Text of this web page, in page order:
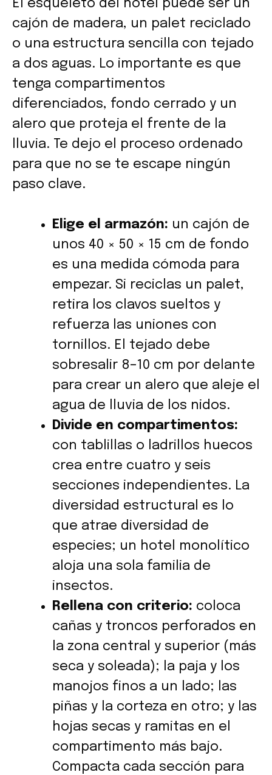
El esqueleto del hotel puede ser un
cajón de madera, un palet reciclado
o una estructura sencilla con tejado
a dos aguas. Lo importante es que
tenga compartimentos
diferenciados, fondo cerrado y un
alero que proteja el frente de la
lluvia. Te dejo el proceso ordenado
para que no se te escape ningún
paso clave.
Elige el armazón: un cajón de
unos 40 × 50 × 15 cm de fondo
es una medida cómoda para
empezar. Si reciclas un palet,
retira los clavos sueltos y
refuerza las uniones con
tornillos. El tejado debe
sobresalir 8–10 cm por delante
para crear un alero que aleje el
agua de lluvia de los nidos.
Divide en compartimentos:
con tablillas o ladrillos huecos
crea entre cuatro y seis
secciones independientes. La
diversidad estructural es lo
que atrae diversidad de
especies; un hotel monolítico
aloja una sola familia de
insectos.
Rellena con criterio: coloca
cañas y troncos perforados en
la zona central y superior (más
seca y soleada); la paja y los
manojos finos a un lado; las
piñas y la corteza en otro; y las
hojas secas y ramitas en el
compartimento más bajo.
Compacta cada sección para